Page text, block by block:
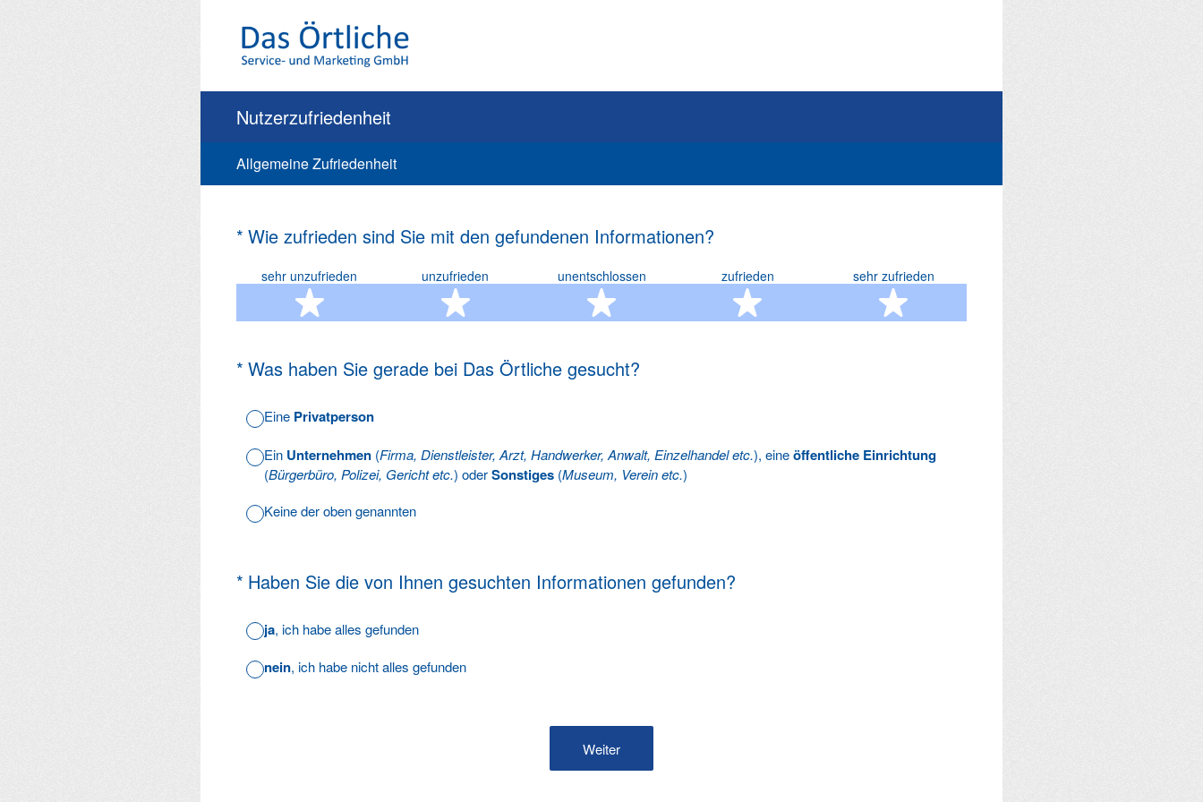
Nutzerzufriedenheit
Allgemeine Zufriedenheit
* Wie zufrieden sind Sie mit den gefundenen Informationen?
(Erforderlich.)
sehr unzufrieden
1 Stern
unzufrieden
2 Sterne
unentschlossen
3 Sterne
zufrieden
4 Sterne
sehr zufrieden
5 Sterne
* Was haben Sie gerade bei Das Örtliche gesucht?
(Erforderlich.)
Eine Privatperson
Ein Unternehmen (Firma, Dienstleister, Arzt, Handwerker, Anwalt, Einzelhandel etc.), eineöffentliche Einrichtung
(Bürgerbüro, Polizei, Gericht etc.) oderSonstiges (Museum, Verein etc.)
Keine der oben genannten
* Haben Sie die von Ihnen gesuchten Informationen gefunden?
(Erforderlich.)
ja, ich habe alles gefunden
nein, ich habe nicht alles gefunden
Weiter